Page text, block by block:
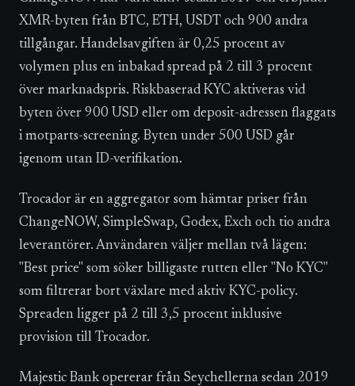
XMR-byten från BTC, ETH, USDT och 900 andra
tillgångar. Handelsavgiften är 0,25 procent av
volymen plus en inbakad spread på 2 till 3 procent
över marknadspris. Riskbaserad KYC aktiveras vid
byten över 900 USD eller om deposit-adressen flaggats
i motparts-screening. Byten under 500 USD går
igenom utan ID-verifikation.
Trocador är en aggregator som hämtar priser från
ChangeNOW, SimpleSwap, Godex, Exch och tio andra
leverantörer. Användaren väljer mellan två lägen:
"Best price" som söker billigaste rutten eller "No KYC"
som filtrerar bort växlare med aktiv KYC-policy.
Spreaden ligger på 2 till 3,5 procent inklusive
provision till Trocador.
Majestic Bank opererar från Seychellerna sedan 2019